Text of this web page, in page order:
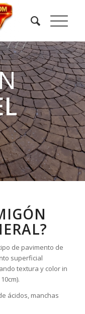
de pavimento de
superficial
textura y color in
ácidos, manchas